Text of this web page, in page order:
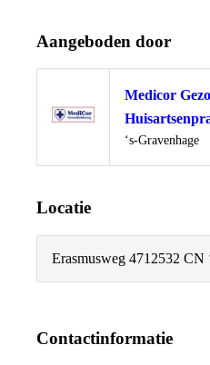
Aangeboden door
Medicor
Locatie
‘s-Gravenhage
Locatie
Erasmusweg 471 2532 CN
Contactinformatie